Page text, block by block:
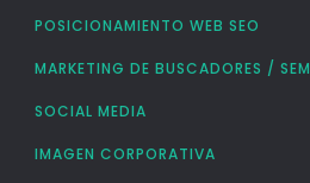
POSICIONAMIENTO WEB SEO
MARKETING DE BUSCADORES / SEM
SOCIAL MEDIA
IMAGEN CORPORATIVA